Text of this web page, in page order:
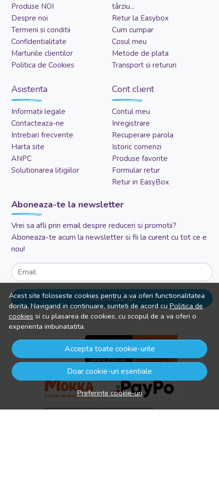
Acest site foloseste cookies pentru a va oferi functionalitatea
dorita. Navigand in continuare, sunteti de acord cuPolitica de
cookies si cu plasarea de cookies, cu scopul de a va oferi o
experienta imbunatatita.
Accepta toate cookie-urile
Doar cookie-uri esentiale
Preferinte cookie-uri
Produse NOI
Despre noi
Termeni si conditii
Confidentialitate
Marturiile clientilor
Politica de Cookies
târziu...
Retur la Easybox
Cum cumpar
Cosul meu
Metode de plata
Transport si retururi
Asistenta
Informatii legale
Contacteaza-ne
Intrebari frecvente
Harta site
ANPC
Solutionarea litigiilor
Cont client
Contul meu
Inregistrare
Recuperare parola
Istoric comenzi
Produse favorite
Formular retur
Retur in EasyBox
Aboneaza-te la newsletter
Vrei sa afli prin email despre reduceri si promotii?
Aboneaza-te acum la newsletter si fii la curent cu tot ce e
nou!
Email
Aboneaza-te